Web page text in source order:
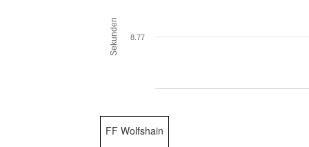
Sekunden 8.77
FF Wolfshain